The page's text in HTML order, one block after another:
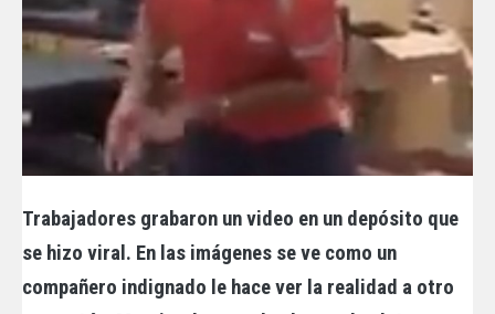
Trabajadores grabaron un video en un depósito que
se hizo viral. En las imágenes se ve como un
compañero indignado le hace ver la realidad a otro